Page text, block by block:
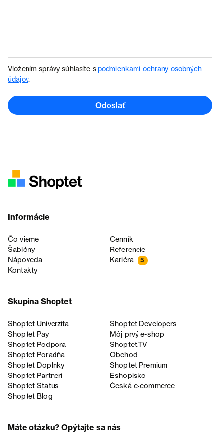
Vložením správy súhlasíte spodmienkami ochrany osobných
údajov.
Odoslať
Informácie
Čo vieme
Cenník
Šablóny
Referencie
Nápoveda
Kariéra 5
Kontakty
Skupina Shoptet
Shoptet Univerzita
Shoptet Developers
Shoptet Pay
Môj prvý e-shop
Shoptet Podpora
Shoptet.TV
Shoptet Poradňa
Obchod
Shoptet Doplnky
Shoptet Premium
Shoptet Partneri
Eshopisko
Shoptet Status
Česká e‑commerce
Shoptet Blog
Máte otázku? Opýtajte sa nás